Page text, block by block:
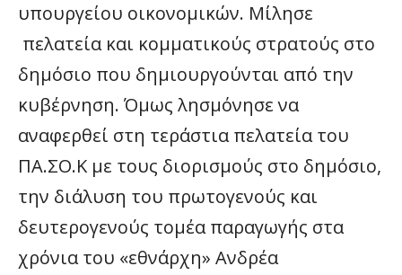
υπουργείου οικονομικών. Μίλησε
πελατεία και κομματικούς στρατούς στο
δημόσιο που δημιουργούνται από την
κυβέρνηση. Όμως λησμόνησε να
αναφερθεί στη τεράστια πελατεία του
ΠΑ.ΣΟ.Κ με τους διορισμούς στο δημόσιο,
την διάλυση του πρωτογενούς και
δευτερογενούς τομέα παραγωγής στα
χρόνια του «εθνάρχη» Ανδρέα